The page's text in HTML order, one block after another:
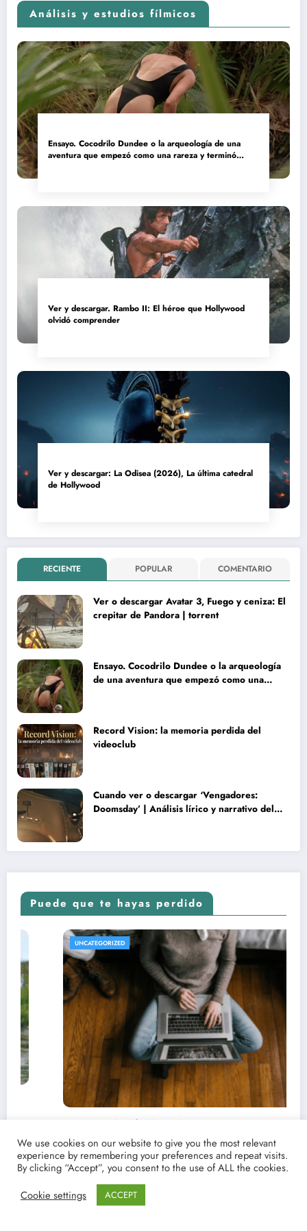
Análisis y estudios fílmicos
Ensayo. Cocodrilo Dundee o la arqueología de una
aventura que empezó como una rareza y terminó
Ver y descargar. Rambo II: El héroe que Hollywood
olvidó comprender
Ver y descargar: La Odisea (2026), La última catedral
de Hollywood
RECIENTE POPULAR COMENTARIO
Ver o descargar Avatar 3, Fuego y ceniza: El
crepitar de Pandora | torrent
Ensayo. Cocodrilo Dundee o la arqueología
de una aventura que empezó como una
Record Vision: la memoria perdida del
videoclub
Cuando ver o descargar ‘Vengadores:
Doomsday’ | Análisis lírico y narrativo del
Puede que te hayas perdido
REVISTA DE CINE | NOTICIAS, IMÁGENES, TRÁILERS, ARTÍCULOS Y CRÍTICAS
UNCATEGORIZED
We use cookies on our website to give you the most relevant
experience by remembering your preferences and repeat visits.
By clicking “Accept”, you consent to the use of ALL the cookies.
Cookie settings
ACCEPT